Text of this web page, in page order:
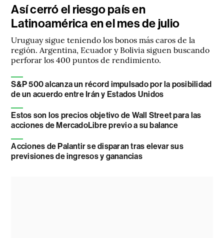
Así cerró el riesgo país en
Latinoamérica en el mes de julio
Uruguay sigue teniendo los bonos más caros de la
región. Argentina, Ecuador y Bolivia siguen buscando
perforar los 400 puntos de rendimiento.
S&P 500 alcanza un récord impulsado por la posibilidad
de un acuerdo entre Irán y Estados Unidos
Estos son los precios objetivo de Wall Street para las
acciones de MercadoLibre previo a su balance
Acciones de Palantir se disparan tras elevar sus
previsiones de ingresos y ganancias